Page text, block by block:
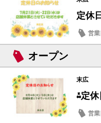
定休
営業
オープン
末広
⁂定
営業